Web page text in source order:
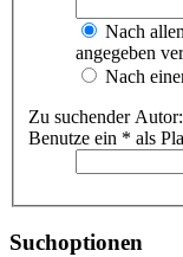
Nach
angegeben
Nach
Zu suchender Autor:
Benutze ein * als
Suchoptionen